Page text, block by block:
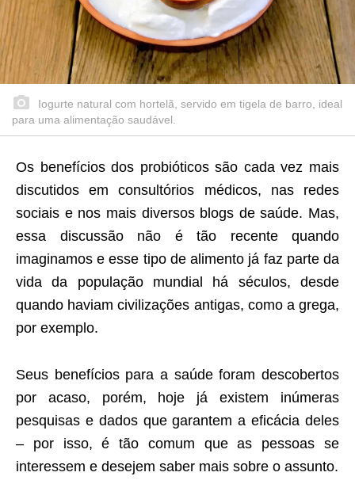
Iogurte natural com hortelã, servido em tigela de barro, ideal
para uma alimentação saudável.
Os benefícios dos probióticos são cada vez mais
discutidos em consultórios médicos, nas redes
sociais e nos mais diversos blogs de saúde. Mas,
essa discussão não é tão recente quando
imaginamos e esse tipo de alimento já faz parte da
vida da população mundial há séculos, desde
quando haviam civilizações antigas, como a grega,
por exemplo.
Seus benefícios para a saúde foram descobertos
por acaso, porém, hoje já existem inúmeras
pesquisas e dados que garantem a eficácia deles
– por isso, é tão comum que as pessoas se
interessem e desejem saber mais sobre o assunto.